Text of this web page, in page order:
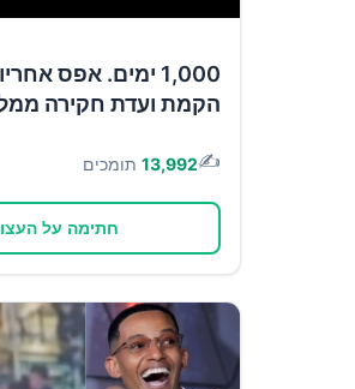
1,000 ימים. אפס
הקמת ועדת חקירה
✍️
13,992 תומכים
חתימה על